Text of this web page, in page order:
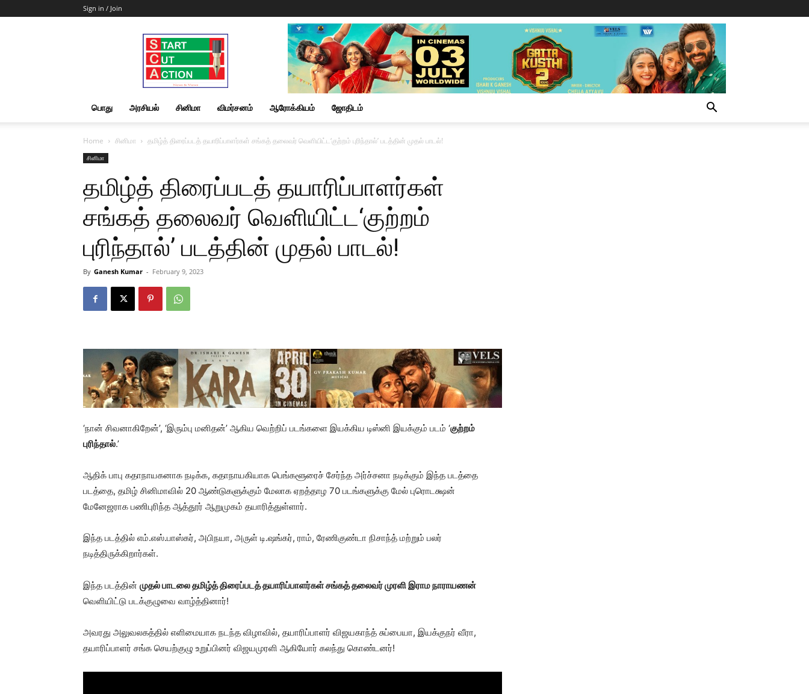
Sign in / Join
Start
Cut
Action
|
News
&
பொது அரசியல் சினிமா விமர்சனம் ஆரோக்கியம் ஜோதிடம்
Home சினிமா தமிழ்த் திரைப்படத் தயாரிப்பாளர்கள் சங்கத் தலைவர் வெளியிட்ட‘குற்றம் புரிந்தால்’ படத்தின் முதல் பாடல்!
சினிமா
தமிழ்த் திரைப்படத் தயாரிப்பாளர்கள்
சங்கத் தலைவர் வெளியிட்ட‘குற்றம்
புரிந்தால்’ படத்தின் முதல் பாடல்!
By Ganesh Kumar - February 9, 2023
‘நான் சிவனாகிறேன்’, ‘இரும்பு மனிதன்’ ஆகிய வெற்றிப் படங்களை இயக்கிய டிஸ்னி இயக்கும் படம் ‘குற்றம்
புரிந்தால்.’
ஆதிக் பாபு கதாநாயகனாக நடிக்க, கதாநாயகியாக பெங்களூரைச் சேர்ந்த அர்ச்சனா நடிக்கும் இந்த படத்தை
படத்தை, தமிழ் சினிமாவில் 20 ஆண்டுகளுக்கும் மேலாக ஏறத்தாழ 70 படங்களுக்கு மேல் புரொடக்ஷன்
மேனேஜராக பணிபுரிந்த ஆத்தூர் ஆறுமுகம் தயாரித்துள்ளார்.
இந்த படத்தில் எம்.எஸ்.பாஸ்கர், அபிநயா, அருள் டி.ஷங்கர், ராம், ரேணிகுண்டா நிசாந்த் மற்றும் பலர்
நடித்திருக்கிறார்கள்.
இந்த படத்தின் முதல் பாடலை தமிழ்த் திரைப்படத் தயாரிப்பாளர்கள் சங்கத் தலைவர் முரளி இராம நாராயணன்
வெளியிட்டு படக்குழுவை வாழ்த்தினார்!
அவரது அலுவலகத்தில் எளிமையாக நடந்த விழாவில், தயாரிப்பாளர் விஜயகாந்த் சுப்பையா, இயக்குநர் வீரா,
தயாரிப்பாளர் சங்க செயற்குழு உறுப்பினர் விஜயமுரளி ஆகியோர் கலந்து கொண்டனர்!